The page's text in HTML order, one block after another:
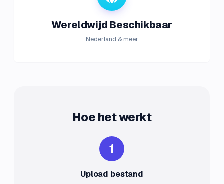
Wereldwijd Beschikbaar
Nederland & meer
Hoe het werkt
1
Upload bestand